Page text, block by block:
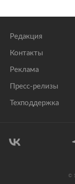
Редакция
Контакты
Реклама
Пресс-релизы
Техподдержка
©